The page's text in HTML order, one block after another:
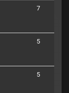
7
5
5